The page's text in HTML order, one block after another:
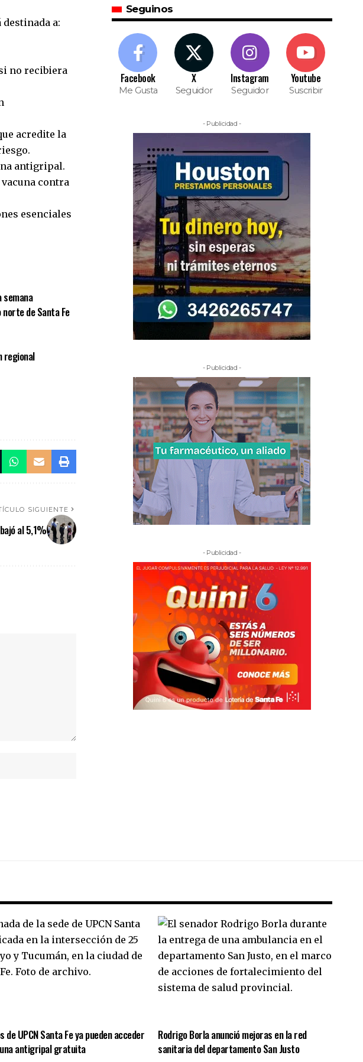
a:
no recibiera
acredite la
antigripal.
contra
esenciales
de Santa Fe
regional
SIGUIENTE
al 5,1%
Seguinos
Facebook
Me Gusta
X
Seguidor
Instagram
Seguidor
Youtube
Suscribir
- Publicidad -
- Publicidad -
- Publicidad -
de UPCN Santa Fe ya pueden acceder
antigripal gratuita
Rodrigo Borla anunció mejoras en la red
sanitaria del departamento San Justo